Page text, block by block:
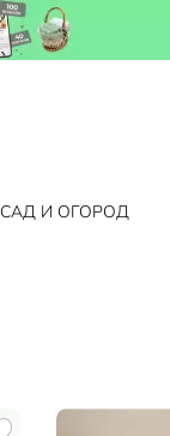
САД И ОГОРОД